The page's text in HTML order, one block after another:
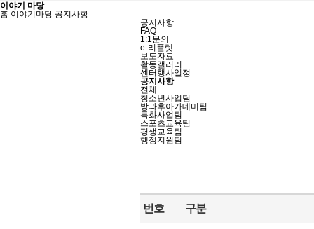
이야기 마당
홈 이야기마당 공지사항
공지사항
FAQ
1:1문의
e-리플렛
보도자료
활동갤러리
센터행사일정
공지사항
전체
청소년사업팀
방과후아카데미팀
특화사업팀
스포츠교육팀
평생교육팀
행정지원팀
번호 구분